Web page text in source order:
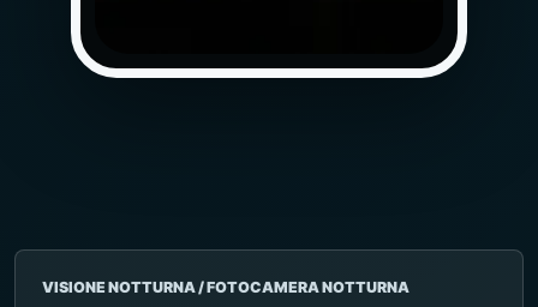
VISIONE NOTTURNA / FOTOCAMERA NOTTURNA